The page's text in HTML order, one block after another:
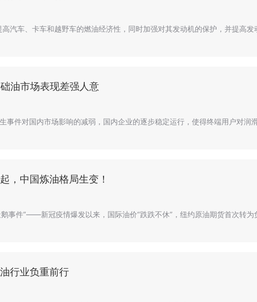
汽车、卡车和越野车的燃油经济性，同时加强对其发动机的保护，并提高
油市场表现差强人意
事件对国内市场影响的减弱，国内企业的逐步稳定运行，使得终端用户对润
，中国炼油格局生变！
事件”——新冠疫情爆发以来，国际油价“跌跌不休”，纽约原油期货首次转
行业负重前行